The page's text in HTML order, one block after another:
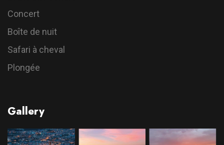
Concert
Boîte de nuit
Safari à cheval
Plongée
Gallery